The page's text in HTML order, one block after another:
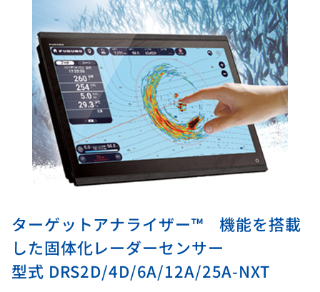
ターゲットアナライザー™ 機能を搭載
した固体化レーダーセンサー
型式 DRS2D/4D/6A/12A/25A-NXT